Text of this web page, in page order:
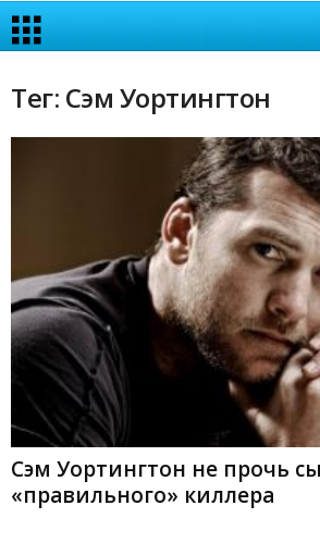
Тег: Сэм Уортингтон
Сэм Уортингтон не прочь
«правильного» киллера